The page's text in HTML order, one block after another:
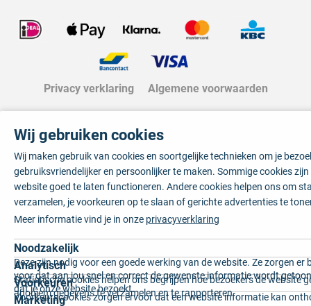
Privacy verklaring Algemene voorwaarden
Wij gebruiken cookies
Wij maken gebruik van cookies en soortgelijke technieken om je
gebruiksvriendelijker en persoonlijker te maken. Sommige cookies
website goed te laten functioneren. Andere cookies helpen ons om
verzamelen, je voorkeuren op te slaan of gerichte advertenties te
Meer informatie vind je in onze privacyverklaring
Noodzakelijk
Deze zijn nodig voor een goede werking van de website. Ze zorgen er
voor dat aan jou snel en correct de gewenste informatie wordt
dat je onze website bezoekt.
Analytisch
Statistische cookies helpen ons begrijpen hoe bezoekers de website
anoniem gegevens te verzamelen en te rapporteren.
Voorkeuren
Voorkeurscookies zorgen ervoor dat een website informatie kan
Marketing